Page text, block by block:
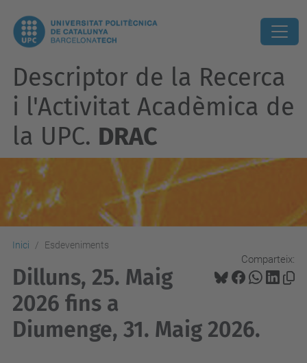
Descriptor de la Recerca
i l'Activitat Acadèmica de
la UPC. DRAC
Inici Esdeveniments
Comparteix:
Dilluns, 25. Maig
2026 fins a
Diumenge, 31. Maig 2026.